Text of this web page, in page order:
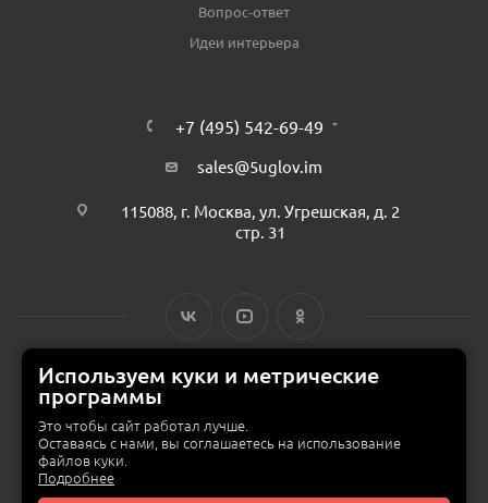
Вопрос-ответ
Идеи интерьера
+7 (495) 542-69-49
sales@5uglov.im
115088, г. Москва, ул. Угрешская, д. 2
стр. 31
© 2015 — 2026 «MEBZILLA» (ex. 5UGLOV.IM) —
мебели в Москве
Используем куки и метрические
программы
Это чтобы сайт работал лучше.
Оставаясь с нами, вы соглашаетесь на использование
файлов куки.
Подробнее